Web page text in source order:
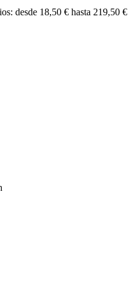
desde 18,50 € hasta 219,50 €